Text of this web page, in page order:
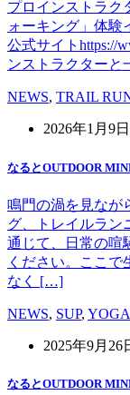
プロインストラク
ォーキング」体験
公式サイトhttps://
ンストラクター
NEWS, TRAIL
2026年1月9日
なるとOUTDOOR
鳴門の渦を見なが
グ、トレイルラン
通じて、日常の喧
ください。ここ
なく […]
NEWS, SUP, YOGA
2025年9月26
なるとOUTDOOR